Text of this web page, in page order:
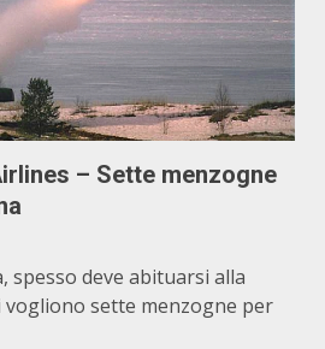
– Sette menzogne
spesso deve abituarsi alla
vogliono sette menzogne per